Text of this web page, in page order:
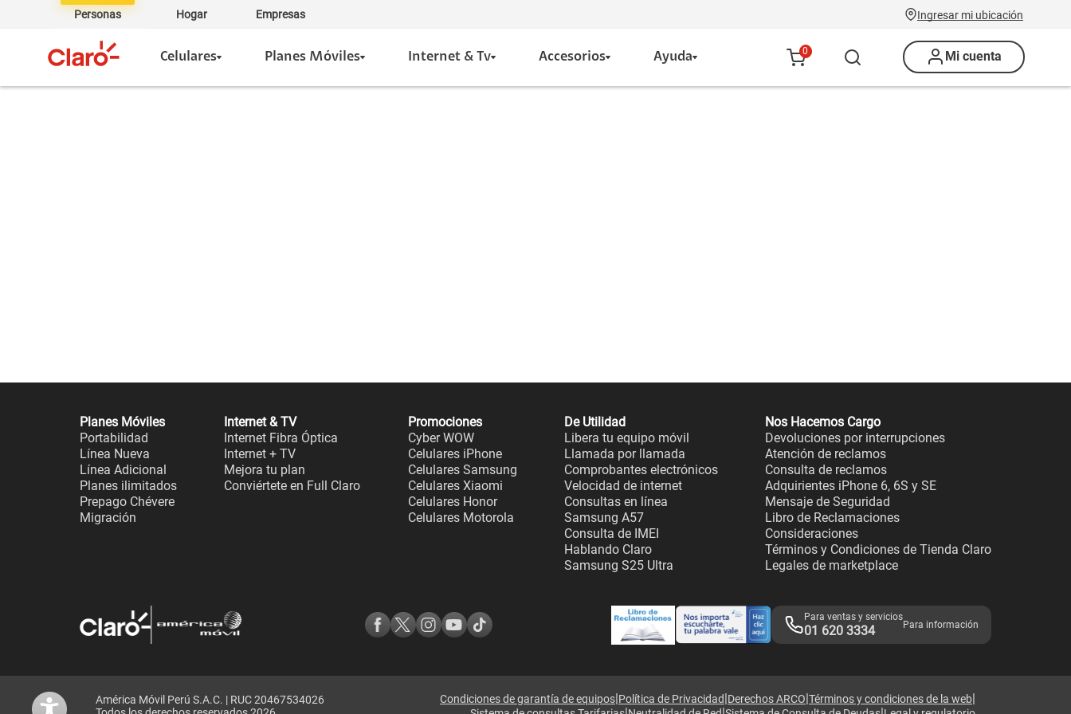
Personas Hogar Empresas Ingresar mi ubicación
Celulares Planes Móviles Internet & Tv Accesorios Ayuda 0 Mi cuenta
Planes Móviles
Portabilidad
Línea Nueva
Línea Adicional
Planes ilimitados
Prepago Chévere
Migración
Internet & TV
Internet Fibra Óptica
Internet + TV
Mejora tu plan
Conviértete en Full Claro
Promociones
Cyber WOW
Celulares iPhone
Celulares Samsung
Celulares Xiaomi
Celulares Honor
Celulares Motorola
De Utilidad
Libera tu equipo móvil
Llamada por llamada
Comprobantes electrónicos
Velocidad de internet
Consultas en línea
Samsung A57
Consulta de IMEI
Hablando Claro
Samsung S25 Ultra
Nos Hacemos Cargo
Devoluciones por interrupciones
Atención de reclamos
Consulta de reclamos
Adquirientes iPhone 6, 6S y SE
Mensaje de Seguridad
Libro de Reclamaciones
Consideraciones
Términos y Condiciones de Tienda Claro
Legales de marketplace
Para ventas y servicios
01 620 3334 Para información
América Móvil Perú S.A.C. | RUC 20467534026
Condiciones de garantía de equipos|Política de Privacidad|Derechos ARCO|Términos y condiciones de la web|